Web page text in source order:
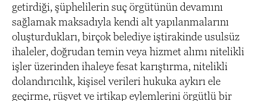
getirdiği, şüphelilerin suç örgütünün devamını
sağlamak maksadıyla kendi alt yapılanmalarını
oluşturdukları, birçok belediye iştirakinde usulsüz
ihaleler, doğrudan temin veya hizmet alımı nitelikli
işler üzerinden ihaleye fesat karıştırma, nitelikli
dolandırıcılık, kişisel verileri hukuka aykırı ele
geçirme, rüşvet ve irtikap eylemlerini örgütlü bir